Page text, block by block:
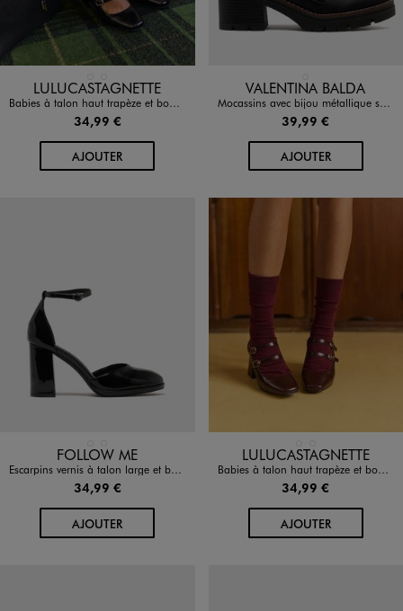
Disponible en 2 coloris
LULUCASTAGNETTE
Babies à talon haut trapèze et bout carré femme - LuluCastagnette
34,99 €
AJOUTERAU PANIER
Disponible en 1 coloris
VALENTINA BALDA
Mocassins avec bijou métallique sur semelle crantée femme - Valentina Baldano
39,99 €
AJOUTERAU PANIER
Disponible en 2 coloris
FOLLOW ME
Escarpins vernis à talon large et boucle cheville femme - Follow Me
34,99 €
AJOUTERAU PANIER
Disponible en 2 coloris
LULUCASTAGNETTE
Babies à talon haut trapèze et bout carré femme - LuluCastagnette
34,99 €
AJOUTERAU PANIER